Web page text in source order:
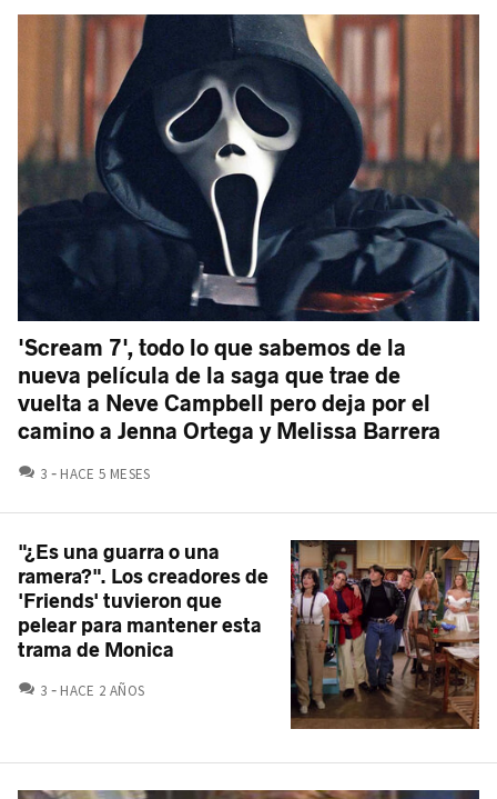
'Scream 7', todo lo que sabemos de la
nueva película de la saga que trae de
vuelta a Neve Campbell pero deja por el
camino a Jenna Ortega y Melissa Barrera
3 COMENTARIOS
HACE 5 MESES
"¿Es una guarra o una
ramera?". Los creadores de
'Friends' tuvieron que
pelear para mantener esta
trama de Monica
3 COMENTARIOS
HACE 2 AÑOS